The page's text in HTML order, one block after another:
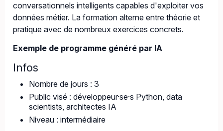
conversationnels intelligents capables d'exploiter vos
données métier. La formation alterne entre théorie et
pratique avec de nombreux exercices concrets.
Exemple de programme généré par IA
Infos
Nombre de jours : 3
Public visé : développeur·se·s Python, data
scientists, architectes IA
Niveau : intermédiaire